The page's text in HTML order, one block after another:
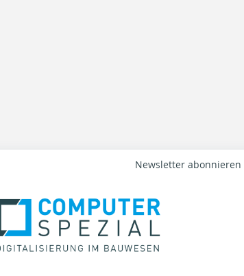
Newsletter abonnieren